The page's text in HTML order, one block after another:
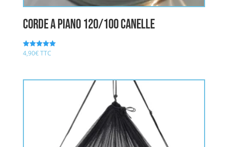
CORDE A PIANO 120/100 CANELLE
Note
5.00
4,90€TTC